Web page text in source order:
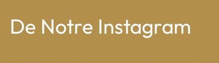
De Notre Instagram